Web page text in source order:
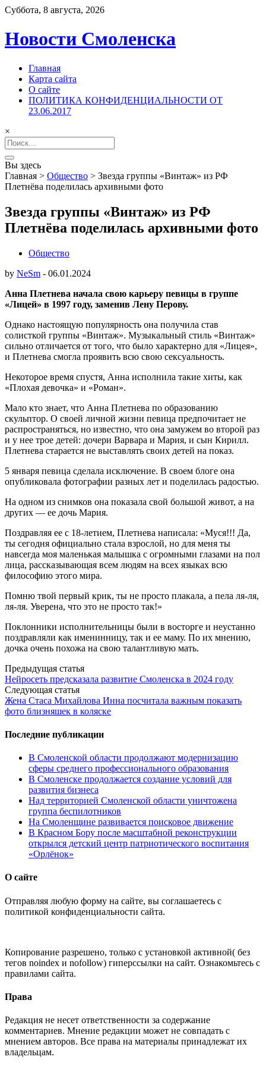
Суббота, 8 августа, 2026
Новости Смоленска
Главная
Карта сайта
О сайте
ПОЛИТИКА КОНФИДЕНЦИАЛЬНОСТИ ОТ
23.06.2017
×
Search
for:
Вы здесь
Главная > Общество > Звезда группы «Винтаж» из РФ
Плетнёва поделилась архивными фото
Звезда группы «Винтаж» из РФ
Плетнёва поделилась архивными фото
Общество
by NeSm - 06.01.2024
Анна Плетнева начала свою карьеру певицы в группе
«Лицей» в 1997 году, заменив Лену Перову.
Однако настоящую популярность она получила став
солисткой группы «Винтаж». Музыкальный стиль «Винтаж»
сильно отличается от того, что было характерно для «Лицея»,
и Плетнева смогла проявить всю свою сексуальность.
Некоторое время спустя, Анна исполнила такие хиты, как
«Плохая девочка» и «Роман».
Мало кто знает, что Анна Плетнева по образованию
скульптор. О своей личной жизни певица предпочитает не
распространяться, но известно, что она замужем во второй раз
и у нее трое детей: дочери Варвара и Мария, и сын Кирилл.
Плетнева старается не выставлять своих детей на показ.
5 января певица сделала исключение. В своем блоге она
опубликовала фотографии разных лет и поделилась радостью.
На одном из снимков она показала свой большой живот, а на
других — ее дочь Мария.
Поздравляя ее с 18-летием, Плетнева написала: «Муся!!! Да,
ты сегодня официально стала взрослой, но для меня ты
навсегда моя маленькая малышка с огромными глазами на пол
лица, рассказывающая всем людям на всех языках всю
философию этого мира.
Помню твой первый крик, ты не просто плакала, а пела ля-ля,
ля-ля. Уверена, что это не просто так!»
Поклонники исполнительницы были в восторге и неустанно
поздравляли как именинницу, так и ее маму. По их мнению,
дочка очень похожа на свою талантливую мать.
Post
navigation
Предыдущая статья
Нейросеть предсказала развитие Смоленска в 2024 году
Следующая статья
Жена Стаса Михайлова Инна посчитала важным показать
фото близняшек в коляске
Последние публикации
В Смоленской области продолжают модернизацию
сферы среднего профессионального образования
В Смоленске продолжается создание условий для
развития бизнеса
Над территорией Смоленской области уничтожена
группа беспилотников
На Смоленщине развивается поисковое движение
В Красном Бору после масштабной реконструкции
открылся детский центр патриотического воспитания
«Орлёнок»
О сайте
Отправляя любую форму на сайте, вы соглашаетесь с
политикой конфиденциальности сайта.
Копирование разрешено, только с установкой активной( без
тегов noindex и nofollow) гиперссылки на сайт. Ознакомьтесь с
правилами сайта.
Права
Редакция не несет ответственности за содержание
комментариев. Мнение редакции может не совпадать с
мнением авторов. Все права на материалы принадлежат их
владельцам.